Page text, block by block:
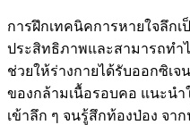
การฝึกเทคนิคการหายใจลึก
ประสิทธิภาพและสามารถทำ
ช่วยให้ร่างกายได้รับออกซิเจ
ของกล้ามเนื้อรอบคอ แนะน
เข้าลึก ๆ จนรู้สึกท้องป่อง จา